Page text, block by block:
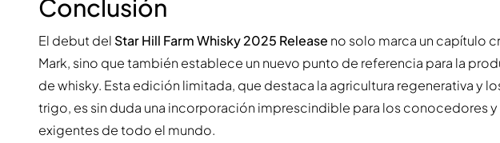
Conclusión
El debut del Star Hill Farm Whisky 2025 Release no solo marca un capítulo
Mark, sino que también establece un nuevo punto de referencia para la
de whisky. Esta edición limitada, que destaca la agricultura regenerativa y
trigo, es sin duda una incorporación imprescindible para los conocedores
exigentes de todo el mundo.